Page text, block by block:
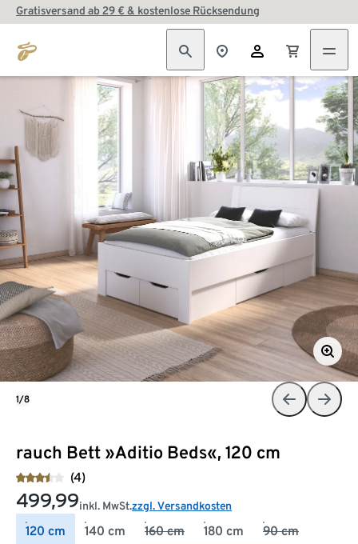
Gratisversand ab 29 € & kostenlose Rücksendung
rauch Bett »Aditio Beds«, 120 cm
(4)
499,99inkl. MwSt.zzgl. Versandkosten
120 cm 140 cm 160 cm 180 cm 90 cm
1/8